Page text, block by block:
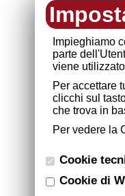
Impieghiamo
parte
viene
Per accettare
clicchi sul
che trova in
Per vedere la
Cookie
Cookie di